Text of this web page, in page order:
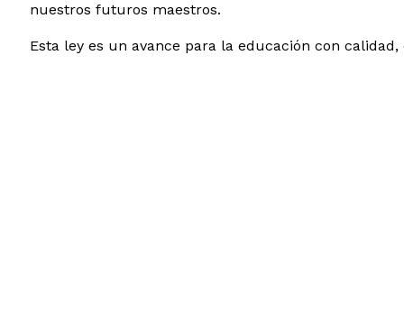
nuestros futuros maestros.
Esta ley es un avance para la educación con